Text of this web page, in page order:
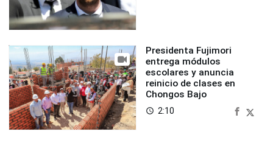
Presidenta Fujimori
entrega módulos
escolares y anuncia
reinicio de clases en
Chongos Bajo
access_time 2:10